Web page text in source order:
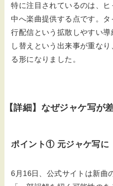
特に注目されているのは、
中へ楽曲提供する点です。
行配信という拡散しやすい
し替えという出来事が重な
る形になりました。
【詳細】なぜジャケ写が
ポイント① 元ジャケ写に
6月16日、公式サイトは新曲